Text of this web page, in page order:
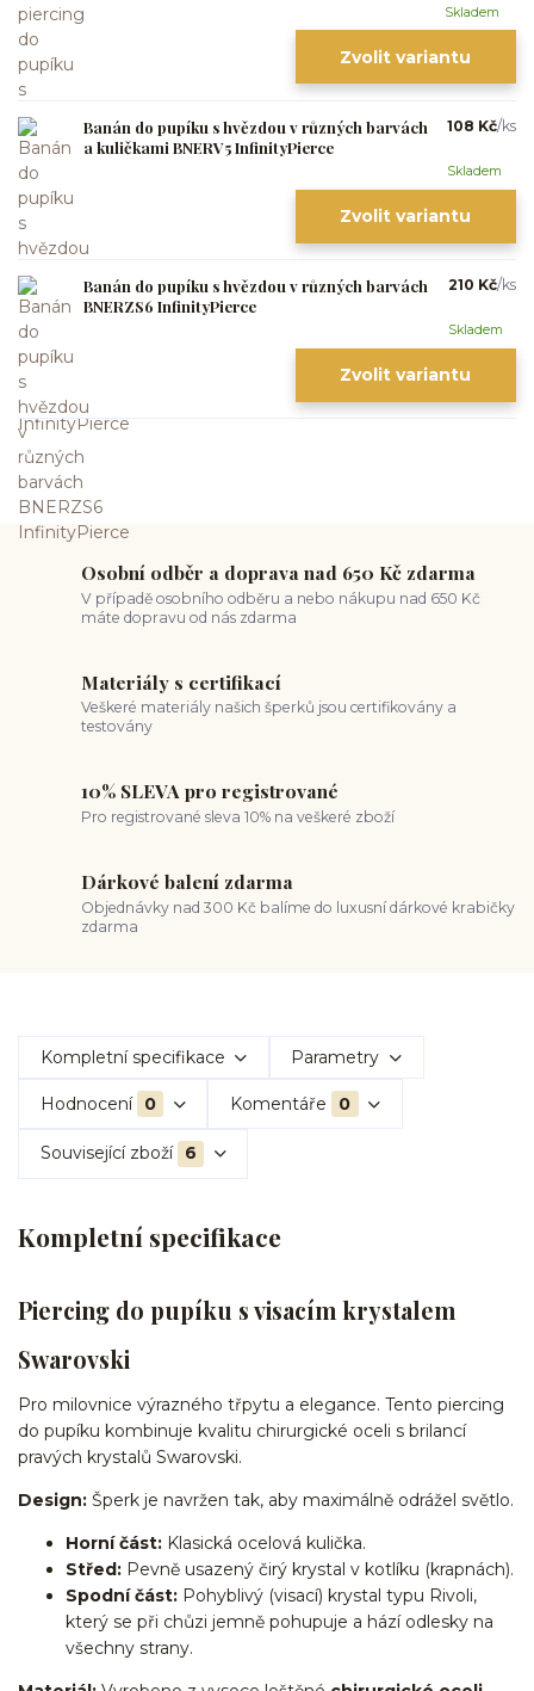
Skladem
Zvolit variantu
Banán do pupíku s hvězdou v různých barvách
a kuličkami BNERV5 InfinityPierce
108 Kč/ks
Skladem
Zvolit variantu
Banán do pupíku s hvězdou v různých barvách
BNERZS6 InfinityPierce
210 Kč/ks
Skladem
Zvolit variantu
Osobní odběr a doprava nad 650 Kč zdarma
V případě osobního odběru a nebo nákupu nad 650 Kč
máte dopravu od nás zdarma
Materiály s certifikací
Veškeré materiály našich šperků jsou certifikovány a
testovány
10% SLEVA pro registrované
Pro registrované sleva 10% na veškeré zboží
Dárkové balení zdarma
Objednávky nad 300 Kč balíme do luxusní dárkové krabičky
zdarma
Kompletní specifikace Parametry
Hodnocení 0 Komentáře 0
Související zboží 6
Kompletní specifikace
Piercing do pupíku s visacím krystalem
Swarovski
Pro milovnice výrazného třpytu a elegance. Tento piercing
do pupíku kombinuje kvalitu chirurgické oceli s brilancí
pravých krystalů Swarovski.
Design: Šperk je navržen tak, aby maximálně odrážel světlo.
Horní část: Klasická ocelová kulička.
Střed: Pevně usazený čirý krystal v kotlíku (krapnách).
Spodní část: Pohyblivý (visací) krystal typu Rivoli,
který se při chůzi jemně pohupuje a hází odlesky na
všechny strany.